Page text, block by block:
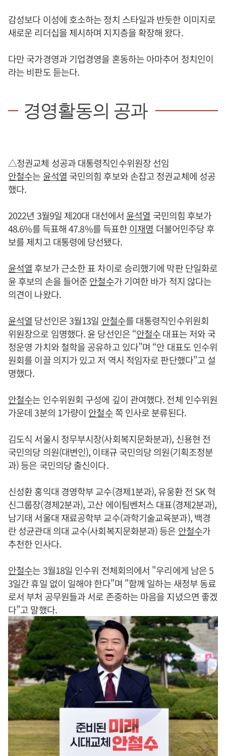
감성보다 이성에 호소하는 정치 스타일과 반듯한 이미지로
새로운 리더십을 제시하며 지지층을 확장해 왔다.
다만 국가경영과 기업경영을 혼동하는 아마추어 정치인이
라는 비판도 듣는다.
경영활동의 공과
△정권교체 성공과 대통령직인수위원장 선임
안철수는 윤석열 국민의힘 후보와 손잡고 정권교체에 성공
했다.
2022년 3월9일 제20대 대선에서 윤석열 국민의힘 후보가
48.6%를 득표해 47.8%를 득표한이재명 더불어민주당 후
보를 제치고 대통령에 당선됐다.
윤석열 후보가 근소한 표 차이로 승리했기에 막판 단일화로
윤 후보의 손을 들어준안철수가 기여한 바가 적지 않다는
의견이 나왔다.
윤석열 당선인은 3월13일 안철수를 대통령직인수위원회
위원장으로 임명했다. 윤 당선인은 “안철수대표는 저와 국
정운영 가치와 철학을 공유하고 있다”며 “안 대표도 인수위
원회를 이끌 의지가 있고 저 역시 적임자로 판단했다"고 설
명했다.
안철수는 인수위원회 구성에 깊이 관여했다. 전체 인수위원
가운데 3분의 1가량이 안철수쪽 인사로 분류된다.
김도식 서울시 정무부시장(사회복지문화분과), 신용현 전
국민의당 의원(대변인), 이태규 국민의당 의원(기획조정분
과) 등은 국민의당 출신이다.
신성환 홍익대 경영학부 교수(경제1분과), 유웅환 전 SK 혁
신그룹장(경제2분과), 고산 에이팀벤처스 대표(경제2분과),
남기태 서울대 재료공학부 교수(과학기술교육분과), 백경
란 성균관대 의대 교수(사회복지문화분과) 등은 안철수가
추천한 인사다.
안철수는 3월18일 인수위 전체회의에서 "우리에게 남은 5
3일간 휴일 없이 일해야 한다"며 "함께 일하는 새정부 동료
로서 부처 공무원들과 서로 존중하는 마음을 지녔으면 좋겠
다"고 말했다.